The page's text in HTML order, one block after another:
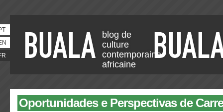
blog de
culture
contemporaine
africaine
Oportunidades e Perspectivas de